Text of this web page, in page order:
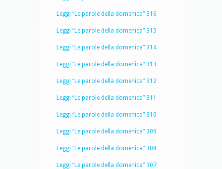
Leggi “Le parole della domenica” 316
Leggi “Le parole della domenica” 315
Leggi “Le parole della domenica” 314
Leggi “Le parole della domenica” 313
Leggi “Le parole della domenica” 312
Leggi “Le parole della domenica” 311
Leggi “Le parole della domenica” 310
Leggi “Le parole della domenica” 309
Leggi “Le parole della domenica” 308
Leggi “Le parole della domenica” 307